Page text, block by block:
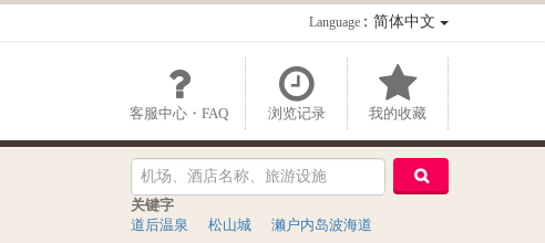
Language：简体中文
客服中心・FAQ 浏览记录 我的收藏
关键字
道后温泉
松山城 濑户内岛波海道